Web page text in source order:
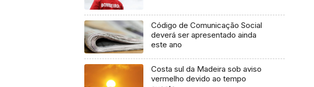
Código de Comunicação Social
deverá ser apresentado ainda
este ano
Costa sul da Madeira sob aviso
vermelho devido ao tempo